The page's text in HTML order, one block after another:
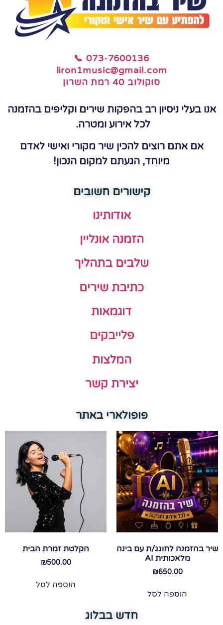
📞 073-7600136
liron1music@gmail.com
סוקולוב 40 רמת השרון
אנו בעלי ניסיון רב בהפקות שירים וקליפים בהזמנה
לכל אירוע ומטרה.
אם אתם רוצים להכין שיר מקורי ואישי לאדם
מיוחד, הגעתם למקום הנכון!
קישורים חשובים
אודותינו
הזמנה אונליין
שלבים בתהליך
כתיבת שירים
דוגמאות
פלייבקים
המלצות
יצירת קשר
פופולארי באתר
שיר בהזמנה לחוגג/ת עם בינה
מלאכותית AI
₪650.00
הוספה לסל
הקלטת זמרת הבית
₪500.00
הוספה לסל
חדש בבלוג